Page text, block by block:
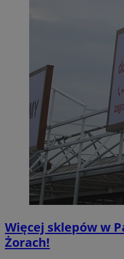
Więcej sklepów w
Żorach!